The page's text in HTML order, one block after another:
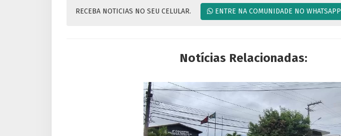
RECEBA NOTICIAS NO SEU CELULAR. ENTRE NA COMUNIDADE NO WHATSAPP
Notícias Relacionadas: